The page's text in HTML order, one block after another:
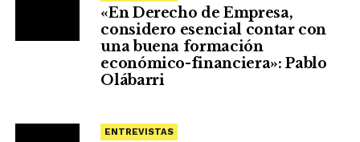
«En Derecho de Empresa,
considero esencial contar con
una buena formación
económico-financiera»: Pablo
Olábarri
ENTREVISTAS